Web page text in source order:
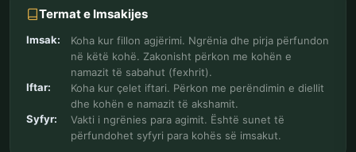
Termat e Imsakijes
Imsak:
Koha kur fillon agjërimi. Ngrënia dhe pirja përfundon
në këtë kohë. Zakonisht përkon me kohën e
namazit të sabahut (fexhrit).
Iftar:
Koha kur çelet iftari. Përkon me perëndimin e diellit
dhe kohën e namazit të akshamit.
Syfyr:
Vakti i ngrënies para agimit. Është sunet të
përfundohet syfyri para kohës së imsakut.